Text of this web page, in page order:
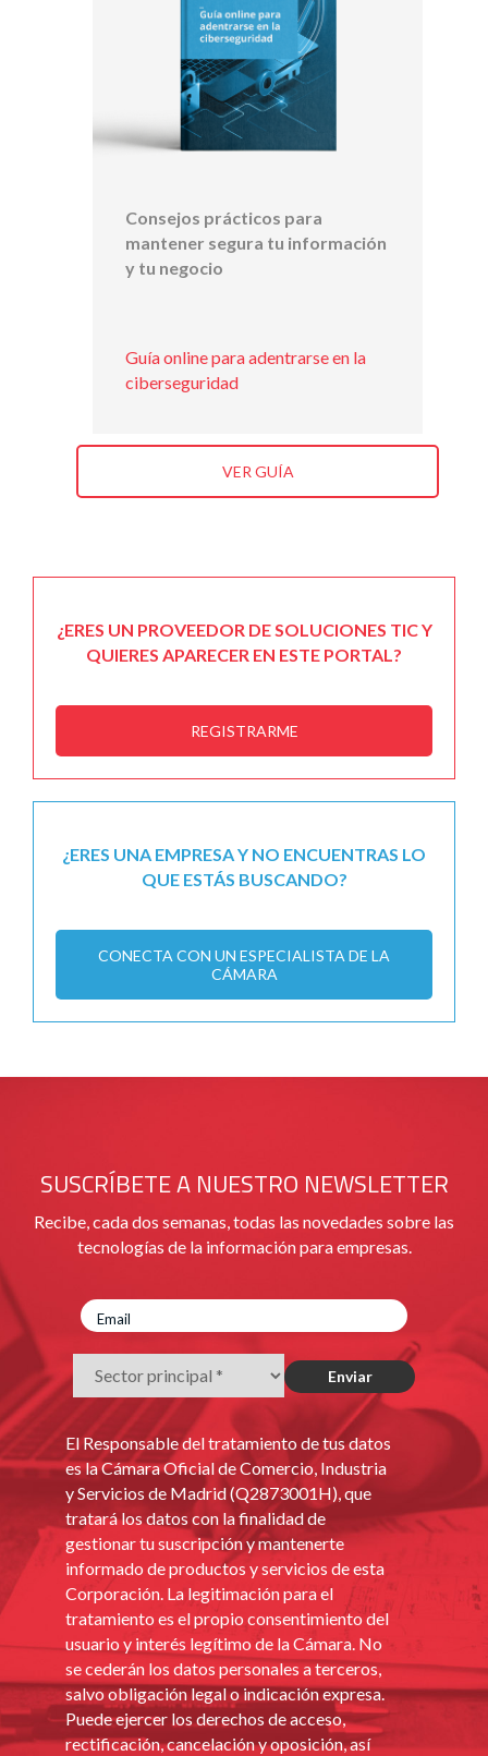
Consejos prácticos para
mantener segura tu información
y tu negocio
Guía online para adentrarse en la
ciberseguridad
VER GUÍA
¿ERES UN PROVEEDOR DE SOLUCIONES TIC Y
QUIERES APARECER EN ESTE PORTAL?
REGISTRARME
¿ERES UNA EMPRESA Y NO ENCUENTRAS LO
QUE ESTÁS BUSCANDO?
CONECTA CON UN ESPECIALISTA DE LA
CÁMARA
SUSCRÍBETE A NUESTRO NEWSLETTER
Recibe, cada dos semanas, todas las novedades sobre las
tecnologías de la información para empresas.
El Responsable del tratamiento de tus datos
es la Cámara Oficial de Comercio, Industria
y Servicios de Madrid (Q2873001H), que
tratará los datos con la finalidad de
gestionar tu suscripción y mantenerte
informado de productos y servicios de esta
Corporación. La legitimación para el
tratamiento es el propio consentimiento del
usuario y interés legítimo de la Cámara. No
se cederán los datos personales a terceros,
salvo obligación legal o indicación expresa.
Puede ejercer los derechos de acceso,
rectificación, cancelación y oposición, así